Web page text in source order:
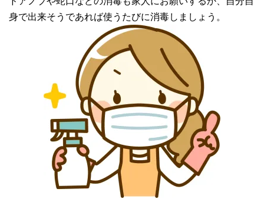
身で出来そうであれば使うたびに消毒しましょう。